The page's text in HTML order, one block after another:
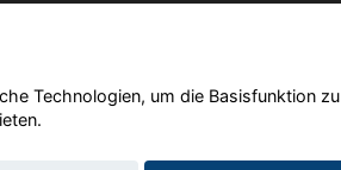
& BÖSKEN Automobile
Technologien, um die Basisfunktion zu